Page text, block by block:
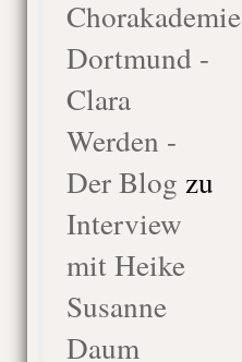
Chorakademie
Dortmund -
Clara
Werden -
Der Blog zu
Interview
mit Heike
Susanne
Daum